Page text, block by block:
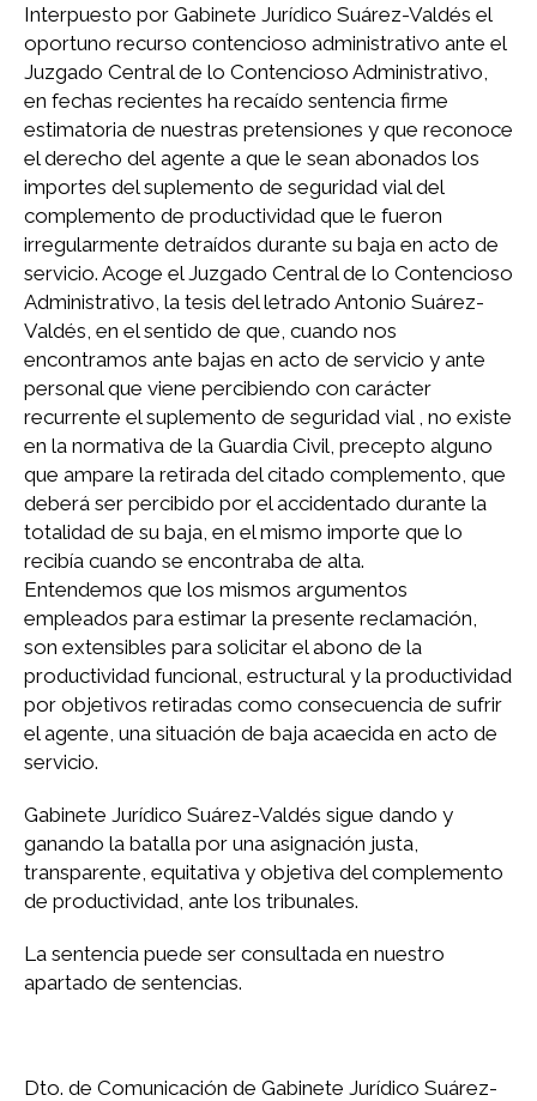
Interpuesto por Gabinete Jurídico Suárez-Valdés el
oportuno recurso contencioso administrativo ante el
Juzgado Central de lo Contencioso Administrativo,
en fechas recientes ha recaído sentencia firme
estimatoria de nuestras pretensiones y que reconoce
el derecho del agente a que le sean abonados los
importes del suplemento de seguridad vial del
complemento de productividad que le fueron
irregularmente detraídos durante su baja en acto de
servicio. Acoge el Juzgado Central de lo Contencioso
Administrativo, la tesis del letrado Antonio Suárez-
Valdés, en el sentido de que, cuando nos
encontramos ante bajas en acto de servicio y ante
personal que viene percibiendo con carácter
recurrente el suplemento de seguridad vial , no existe
en la normativa de la Guardia Civil, precepto alguno
que ampare la retirada del citado complemento, que
deberá ser percibido por el accidentado durante la
totalidad de su baja, en el mismo importe que lo
recibía cuando se encontraba de alta.
Entendemos que los mismos argumentos
empleados para estimar la presente reclamación,
son extensibles para solicitar el abono de la
productividad funcional, estructural y la productividad
por objetivos retiradas como consecuencia de sufrir
el agente, una situación de baja acaecida en acto de
servicio.
Gabinete Jurídico Suárez-Valdés sigue dando y
ganando la batalla por una asignación justa,
transparente, equitativa y objetiva del complemento
de productividad, ante los tribunales.
La sentencia puede ser consultada en nuestro
apartado de sentencias.
Dto. de Comunicación de Gabinete Jurídico Suárez-